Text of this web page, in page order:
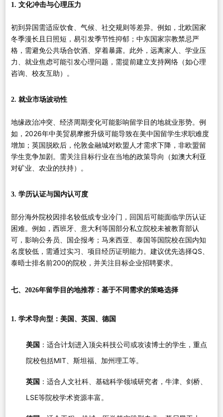
1. 文化冲击与心理压力
初到异国需适应饮食、气候、社交规则等差异。例如，北欧国家
冬季漫长且日照短，易引发季节性抑郁；中东国家宗教禁忌严
格，需避免公共场合饮酒、穿着暴露。此外，远离家人、学业压
力、就业焦虑可能引发心理问题，需提前建立支持网络（如心理
咨询、校友互助）。
2. 就业市场波动性
地缘政治冲突、经济周期变化可能影响留学目的地就业形势。例
如，2026年中美贸易摩擦升级可能导致在美中国留学生求职难度
增加；英国脱欧后，伦敦金融城对欧盟人才需求下降，非欧盟留
学生竞争加剧。需关注目标行业在当地的政策导向（如澳大利亚
对矿业、农业的扶持）。
3. 学历认证与国内认可度
部分海外院校因排名较低或专业冷门，回国后可能面临学历认证
困难。例如，西班牙、意大利等国部分私立院校未被教育部认
可，影响公务员、国企报考；马来西亚、泰国等国院校在国内知
名度较低，需通过实习、项目经历证明能力。建议优先选择QS、
泰晤士排名前200的院校，并关注目标企业招聘要求。
七、2026年留学目的地推荐：基于不同需求的策略选择
1. 学术导向型：美国、英国、德国
美国 ：适合计划进入顶尖科技公司或攻读博士的学生，重点
院校包括MIT、斯坦福、加州理工等。
英国 ：适合人文社科、基础科学领域研究者，牛津、剑桥、
LSE等院校学术资源丰富。